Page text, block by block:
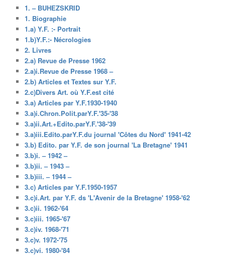
1. – BUHEZSKRID
1. Biographie
1.a) Y.F. :- Portrait
1.b)Y.F.:- Nécrologies
2. Livres
2.a) Revue de Presse 1962
2.a)i.Revue de Presse 1968 –
2.b) Articles et Textes sur Y.F.
2.c)Divers Art. où Y.F.est cité
3.a) Articles par Y.F.1930-1940
3.a)i.Chron.Polit.parY.F.'35-'38
3.a)ii.Art.+Edito.parY.F.'38-'39
3.a)iii.Edito.parY.F.du journal 'Côtes du Nord' 1941-42
3.b) Edito. par Y.F. de son journal 'La Bretagne' 1941
3.b)i. – 1942 –
3.b)ii. – 1943 –
3.b)iii. – 1944 –
3.c) Articles par Y.F.1950-1957
3.c)i.Art. par Y.F. ds 'L'Avenir de la Bretagne' 1958-'62
3.c)ii. 1962-'64
3.c)iii. 1965-'67
3.c)iv. 1968-'71
3.c)v. 1972-'75
3.c)vi. 1980-'84